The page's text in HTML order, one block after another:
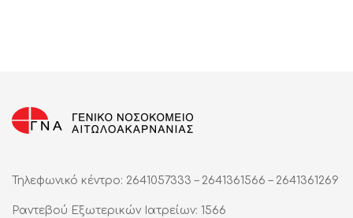
Τηλεφωνικό κέντρο: 2641057333 – 2641361566 – 2641361269
Ραντεβού Εξωτερικών Ιατρείων: 1566